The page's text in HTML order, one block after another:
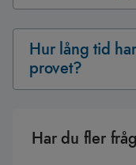
Hur lång tid
provet?
Har du fler